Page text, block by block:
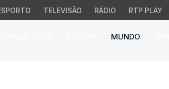
TELEVISÃO RÁDIO RTP PLAY
MUNDO
14 milhões de